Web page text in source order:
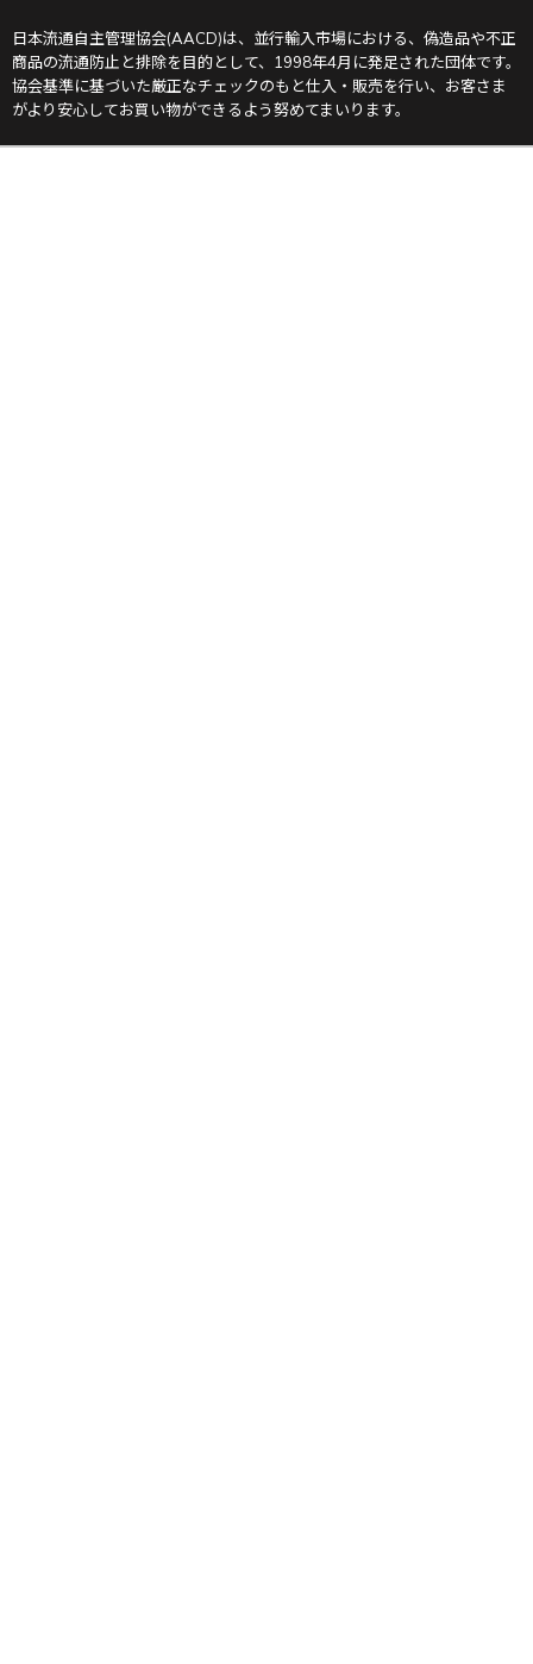
日本流通自主管理協会(AACD)は、並行輸入市場における、偽造品や不正
商品の流通防止と排除を目的として、1998年4月に発足された団体です。
協会基準に基づいた厳正なチェックのもと仕入・販売を行い、お客さま
がより安心してお買い物ができるよう努めてまいります。